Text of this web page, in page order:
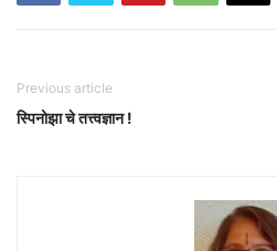
Previous article
स्पिनोझा चे तत्त्वज्ञान !